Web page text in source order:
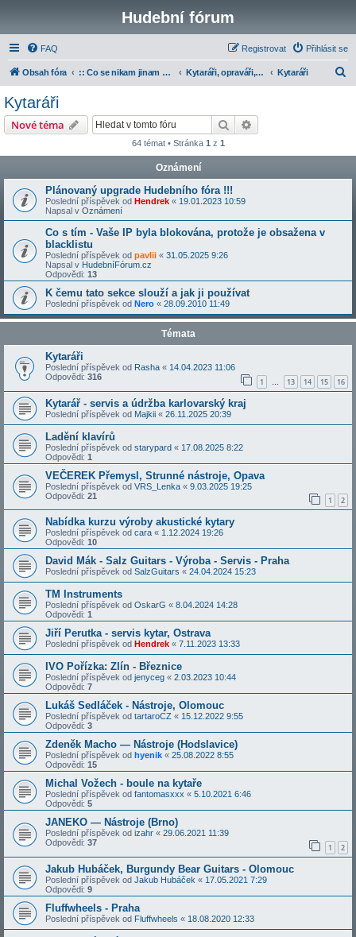
Hudební fórum
FAQ Přihlásit se
Registrovat
Obsah fóra :: Co se nikam jinam nevešlo Kytaráři, opraváři, zvukaři a učitelé Kytaráři
Kytaráři
Nové téma Hledat
64 témat • Stránka 1 z 1
Oznámení
Plánovaný upgrade Hudebního fóra !!!
Poslední příspěvek od Hendrek « 19.01.2023 10:59
Napsal v Oznámení
Co s tím - Vaše IP byla blokována, protože je obsažena v
blacklistu
Poslední příspěvek od pavlii « 31.05.2025 9:26
Napsal v HudebníFórum.cz
Odpovědi: 13
K čemu tato sekce slouží a jak ji používat
Poslední příspěvek od Nero « 28.09.2010 11:49
Témata
Kytaráři
Poslední příspěvek od Rasha « 14.04.2023 11:06
Odpovědi: 316 1 … 13 14 15 16
Kytarář - servis a údržba karlovarský kraj
Poslední příspěvek od Majkii « 26.11.2025 20:39
Ladění klavírů
Poslední příspěvek od starypard « 17.08.2025 8:22
Odpovědi: 1
VEČEREK Přemysl, Strunné nástroje, Opava
Poslední příspěvek od VRS_Lenka « 9.03.2025 19:25
Odpovědi: 21 1 2
Nabídka kurzu výroby akustické kytary
Poslední příspěvek od cara « 1.12.2024 19:26
Odpovědi: 10
David Mák - Salz Guitars - Výroba - Servis - Praha
Poslední příspěvek od SalzGuitars « 24.04.2024 15:23
TM Instruments
Poslední příspěvek od OskarG « 8.04.2024 14:28
Odpovědi: 1
Jiří Perutka - servis kytar, Ostrava
Poslední příspěvek od Hendrek « 7.11.2023 13:33
IVO Pořízka: Zlín - Březnice
Poslední příspěvek od jenyceg « 2.03.2023 10:44
Odpovědi: 7
Lukáš Sedláček - Nástroje, Olomouc
Poslední příspěvek od tartaroCZ « 15.12.2022 9:55
Odpovědi: 3
Zdeněk Macho — Nástroje (Hodslavice)
Poslední příspěvek od hyenik « 25.08.2022 8:55
Odpovědi: 15
Michal Vožech - boule na kytaře
Poslední příspěvek od fantomasxxx « 5.10.2021 6:46
Odpovědi: 5
JANEKO — Nástroje (Brno)
Poslední příspěvek od izahr « 29.06.2021 11:39
Odpovědi: 37 1 2
Jakub Hubáček, Burgundy Bear Guitars - Olomouc
Poslední příspěvek od Jakub Hubáček « 17.05.2021 7:29
Odpovědi: 9
Fluffwheels - Praha
Poslední příspěvek od Fluffwheels « 18.08.2020 12:33